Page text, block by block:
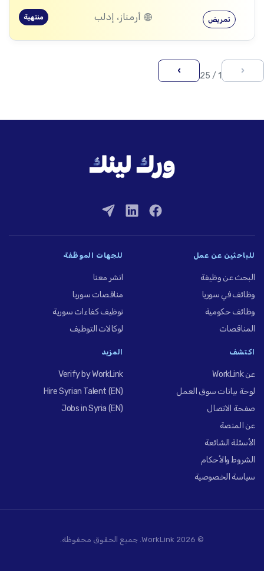
تمريض أرمناز، إدلب منتهية
‹
1 / 25
›
للباحثين عن عمل
البحث عن وظيفة
وظائف في سوريا
وظائف حكومية
المناقصات
للجهات الموظِّفة
انشر معنا
مناقصات سوريا
توظيف كفاءات سورية
لوكالات التوظيف
اكتشف
عن WorkLink
لوحة بيانات سوق العمل
صفحة الاتصال
عن المنصة
الأسئلة الشائعة
الشروط والأحكام
سياسة الخصوصية
المزيد
Verify by WorkLink
Hire Syrian Talent (EN)
Jobs in Syria (EN)
© 2026 WorkLink. جميع الحقوق محفوظة.